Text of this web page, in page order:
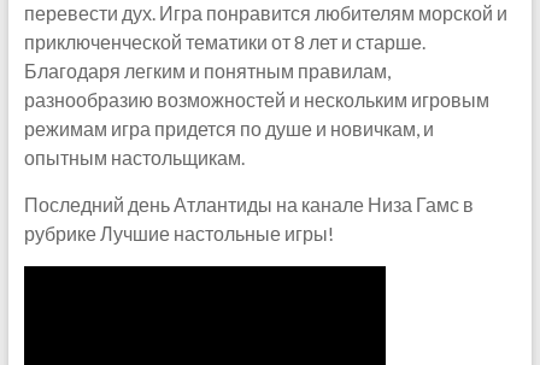
перевести дух. Игра понравится любителям морской и
приключенческой тематики от 8 лет и старше.
Благодаря легким и понятным правилам,
разнообразию возможностей и нескольким игровым
режимам игра придется по душе и новичкам, и
опытным настольщикам.
Последний день Атлантиды на канале Низа Гамс в
рубрике Лучшие настольные игры!